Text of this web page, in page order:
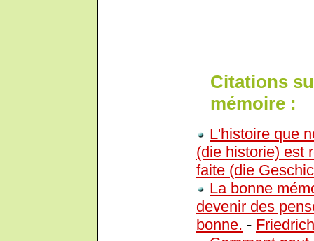
Citations
mémoire :
L'histoire que
(die historie) est
faite (die
La bonne
devenir des
bonne. -